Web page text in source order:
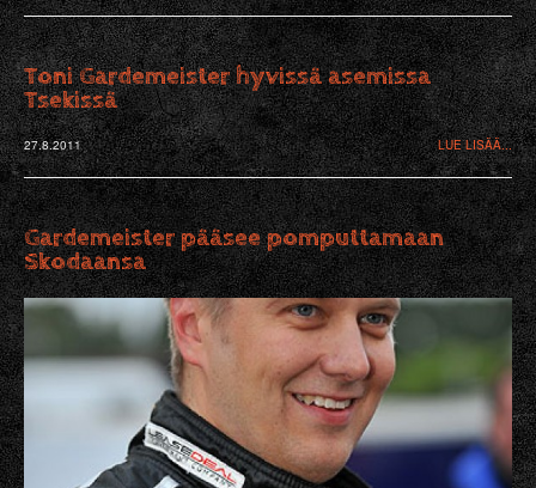
Toni Gardemeister hyvissä asemissa
Tsekissä
27.8.2011 LUE LISÄÄ...
Gardemeister pääsee pomputtamaan
Skodaansa